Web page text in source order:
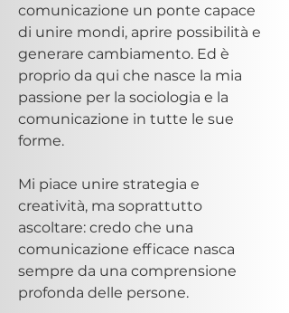
comunicazione un ponte capace
di unire mondi, aprire possibilità e
generare cambiamento. Ed è
proprio da qui che nasce la mia
passione per la sociologia e la
comunicazione in tutte le sue
forme.
Mi piace unire strategia e
creatività, ma soprattutto
ascoltare: credo che una
comunicazione efficace nasca
sempre da una comprensione
profonda delle persone.